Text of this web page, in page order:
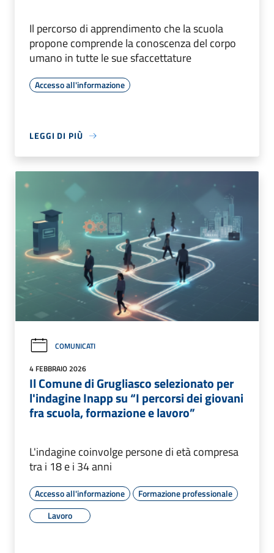
Il percorso di apprendimento che la scuola
propone comprende la conoscenza del corpo
umano in tutte le sue sfaccettature
Accesso all'informazione
LEGGI DI PIÙ
COMUNICATI
4 FEBBRAIO 2026
Il Comune di Grugliasco selezionato per
l'indagine Inapp su “I percorsi dei giovani
fra scuola, formazione e lavoro”
L'indagine coinvolge persone di età compresa
tra i 18 e i 34 anni
Accesso all'informazione
Formazione professionale
Lavoro